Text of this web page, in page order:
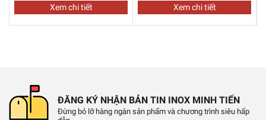
Xem chi tiết Xem chi tiết
ĐĂNG KÝ NHẬN BẢN TIN INOX MINH TIẾN
Đừng bỏ lỡ hàng ngàn sản phẩm và chương trình siêu hấp